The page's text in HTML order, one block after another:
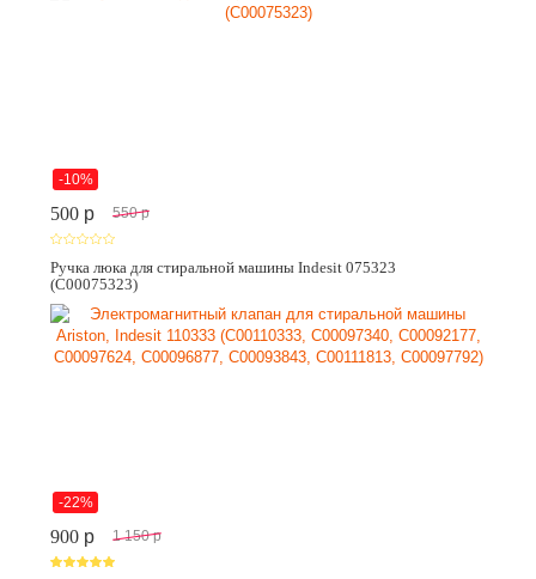
-10%
500 p 550 p
Ручка люка для стиральной машины Indesit 075323
(C00075323)
-22%
900 p 1 150 p